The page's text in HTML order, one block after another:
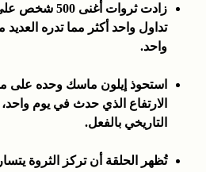
زادت ثروات
تداول واحد أكثر مما تدره
واحد.
استحوذ إيلون ماسك وحده على
الارتفاع الذي حدث في يوم
التاريخي بالفعل.
تُظهر الحلقة أن تركز الثروة